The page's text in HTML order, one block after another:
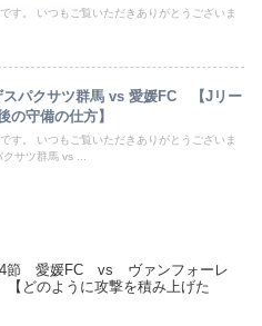
す。 いつもご覧いただきありがとうございま
パクサツ群馬 vs 愛媛FC 【Jリー
の守備の仕方】
す。 いつもご覧いただきありがとうございま
サツ群馬 vs ...
節 愛媛FC vs ヴァンフォーレ
どのように攻撃を積み上げた